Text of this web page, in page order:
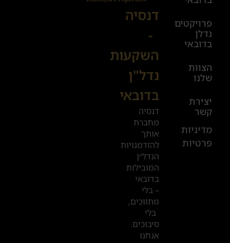
פרויקטים
נדלן
בדובאי
הצוות
שלנו
יצירת
קשר
מדיניות
פרטיות
08:00-
00:00
יום ו׳
08:00-
17:00
+972
52
601
2019
המשרדים
שלנו
בדובאי
דנסיה
-
השקעות
נדל"ן
בדובאי
דנסיה
מחברת
אותך
להזדמנויות
הנדל״ן
המובילות
בדובאי
– בלי
מתווכים,
בלי
סיבוכים.
אנחנו